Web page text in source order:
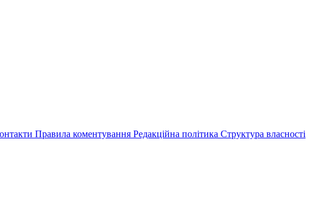
Правила коментування Редакційна політика Структура власності